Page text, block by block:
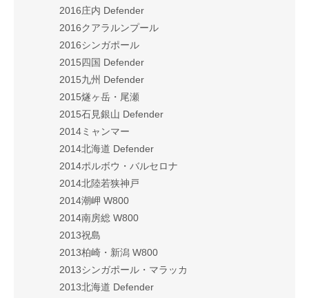
2016庄内 Defender
2016クアラルンプール
2016シンガポール
2015四国 Defender
2015九州 Defender
2015燧ヶ岳・尾瀬
2015石見銀山 Defender
2014ミャンマー
2014北海道 Defender
2014ポルボウ・バルセロナ
2014北陸若狭神戸
2014潮岬 W800
2014南房総 W800
2013祝島
2013柏崎・新潟 W800
2013シンガポール・マラッカ
2013北海道 Defender